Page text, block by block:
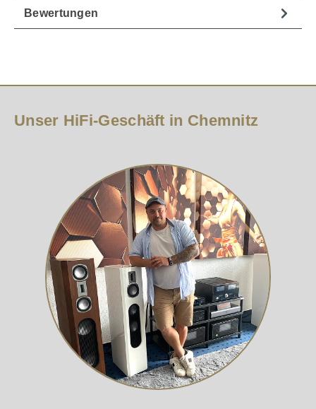
Bewertungen
Unser HiFi-Geschäft in Chemnitz